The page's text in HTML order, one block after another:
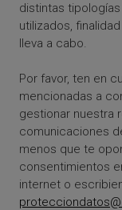
distintas
utilizados,
lleva a cabo.
Por favor, ten en
mencionadas a
gestionar nuestra
comunicaciones
menos que te
consentimientos
internet o